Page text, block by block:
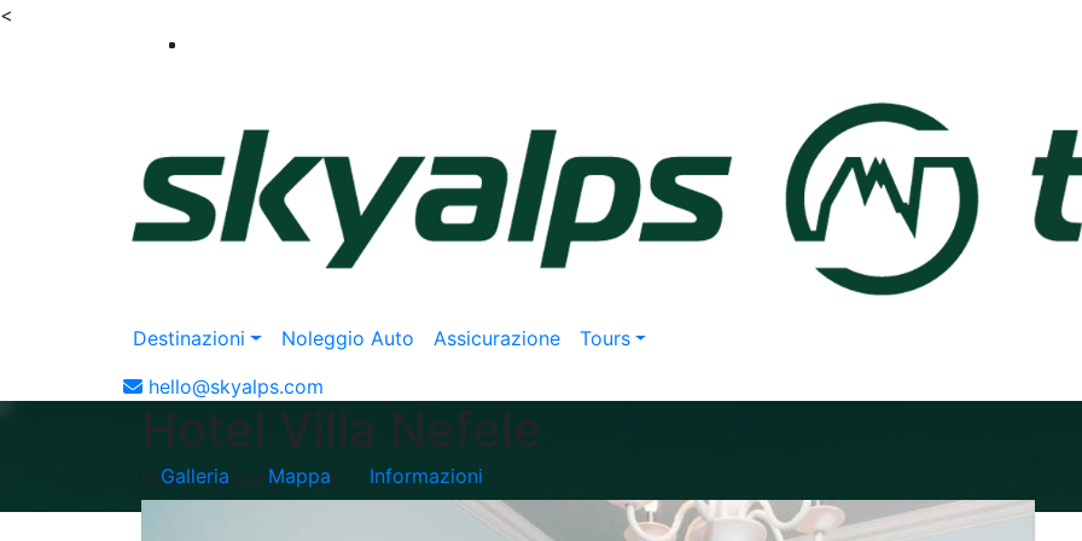
<
Destinazioni Noleggio Auto Assicurazione
Tours
hello@skyalps.com
Hotel Villa Nefele
Giardini Naxos - Italia
Galleria Mappa Informazioni